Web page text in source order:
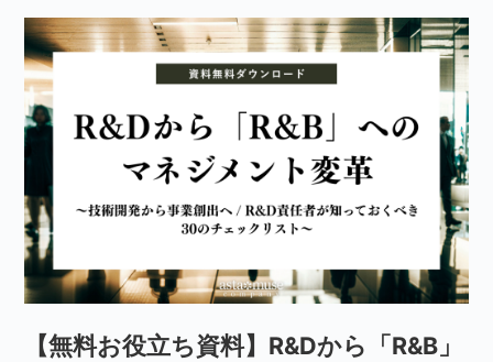
【無料お役立ち資料】R&Dから「R&B」